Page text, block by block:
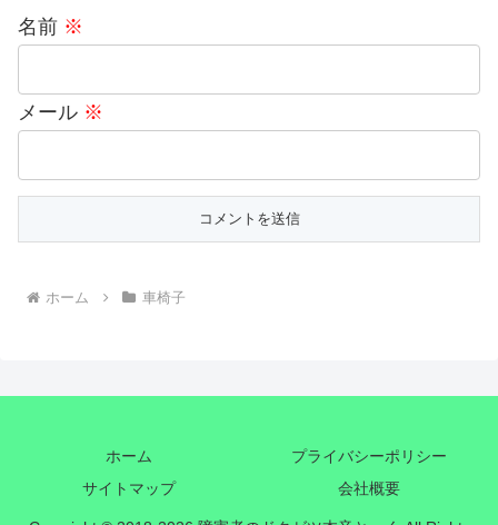
名前 ※
メール ※
ホーム 車椅子
ホーム
プライバシーポリシー
サイトマップ
会社概要